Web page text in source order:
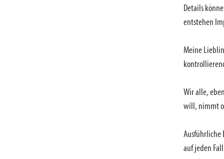
Details
entstehen
Meine
Wir alle,
will, nimmt
Ausführliche
auf jeden